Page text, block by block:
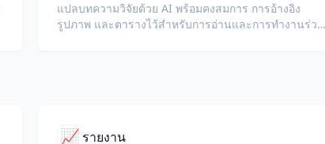
แปลบทความวิจัยด้วย AI พร้อมคงสมการ การอ้างอิง
รูปภาพ และตารางไว้สำหรับการอ่านและการทำงานร่วม
📈 รายงาน